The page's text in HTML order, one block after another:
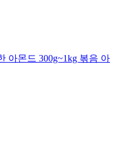
아몬드 300g~1kg 볶음 아